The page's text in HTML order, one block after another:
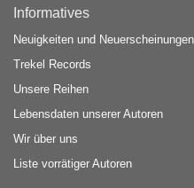
Informatives
Neuigkeiten und Neuerscheinungen
Trekel Records
Unsere Reihen
Lebensdaten unserer Autoren
Wir über uns
Liste vorrätiger Autoren